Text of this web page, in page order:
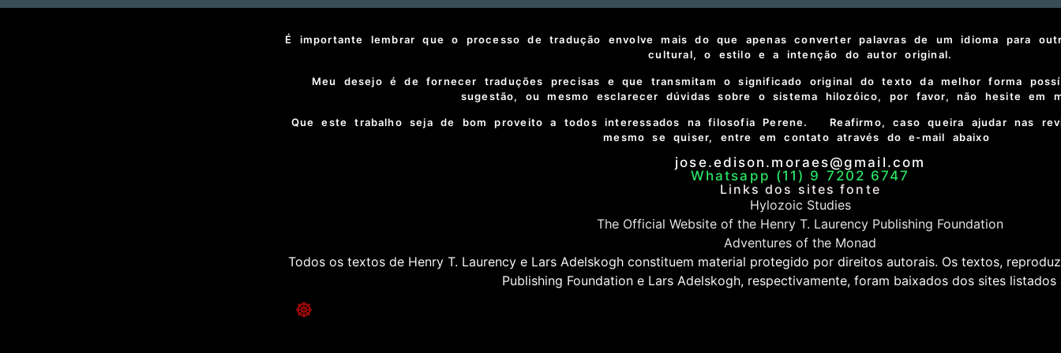
É importante lembrar que o processo de tradução envolve mais do que apenas converter palavras de um idioma para
cultural, o estilo e a intenção do autor original.
Meu desejo é de fornecer traduções precisas e que transmitam o significado original do texto da melhor forma
sugestão, ou mesmo esclarecer dúvidas sobre o sistema hilozóico, por favor, não hesite em
Que este trabalho seja de bom proveito a todos interessados na filosofia Perene. Reafirmo, caso queira ajudar nas
mesmo se quiser, entre em contato através do e-mail abaixo
jose.edison.moraes@gmail.com
Whatsapp (11) 9 7202 6747
Links dos sites fonte
Hylozoic Studies
The Official Website of the Henry T. Laurency Publishing Foundation
Adventures of the Monad
Todos os textos de Henry T. Laurency e Lars Adelskogh constituem material protegido por direitos autorais. Os textos,
Publishing Foundation e Lars Adelskogh, respectivamente, foram baixados dos sites listados